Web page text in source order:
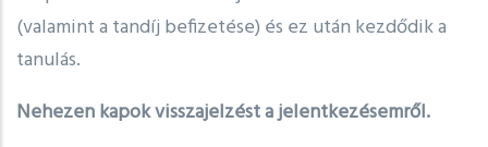
(valamint a tandíj befizetése) és ez után kezdődik a
tanulás.
Nehezen kapok visszajelzést a jelentkezésemről.